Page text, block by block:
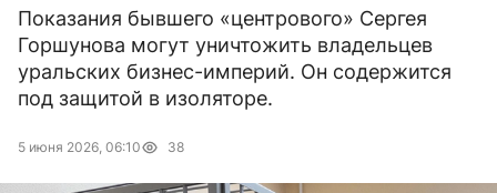
Показания бывшего «центрового» Сергея
Горшунова могут уничтожить владельцев
уральских бизнес-империй. Он содержится
под защитой в изоляторе.
5 июня 2026, 06:10 38